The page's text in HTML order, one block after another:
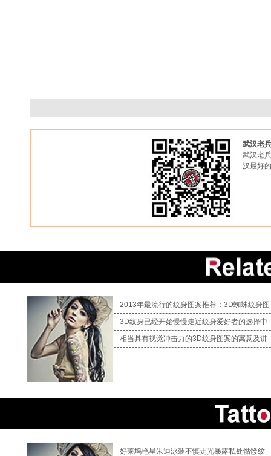
武汉老
武汉老
汉最好
2013年最流行的纹身图案推荐：3D蜘蛛纹身图
3D纹身已经开始慢慢走近纹身爱好者的选择中
相当具有视觉冲击力的3D纹身图案的寓意及讲
好莱坞艳星朱迪泳装不慎走光暴露私处骷髅纹